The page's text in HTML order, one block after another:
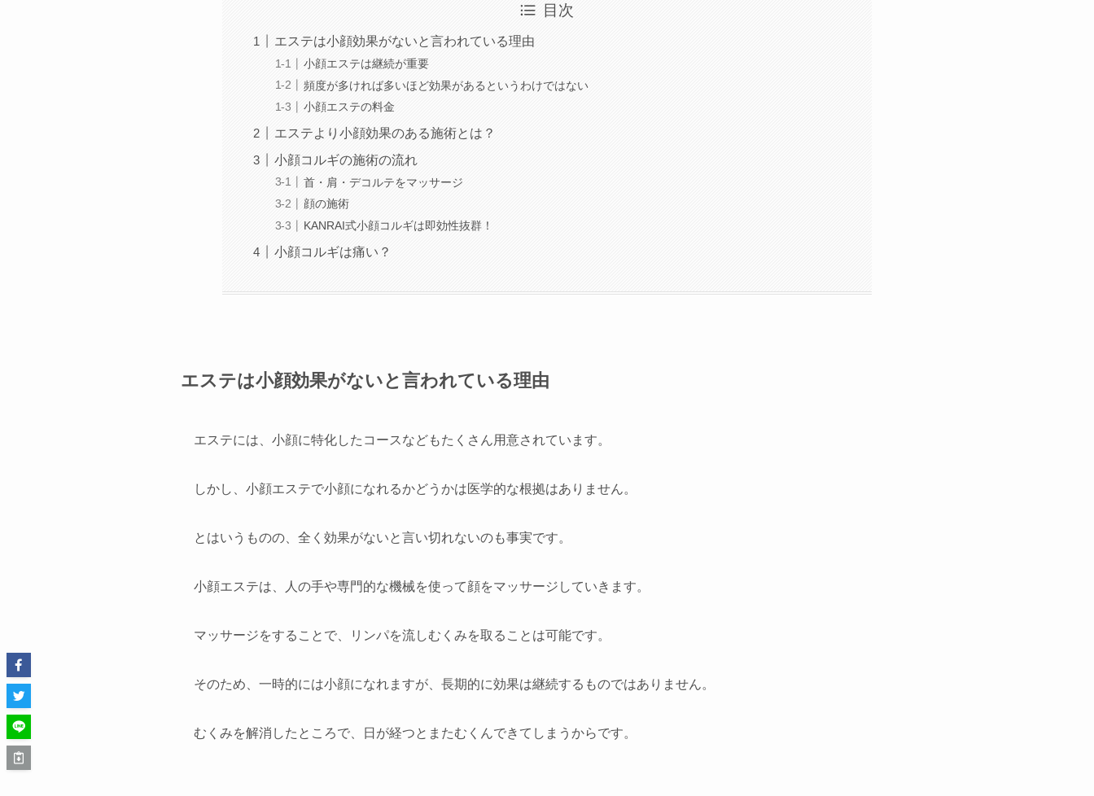
目次
エステは小顔効果がないと言われている理由
小顔エステは継続が重要
頻度が多ければ多いほど効果があるというわけではない
小顔エステの料金
エステより小顔効果のある施術とは？
小顔コルギの施術の流れ
首・肩・デコルテをマッサージ
顔の施術
KANRAI式小顔コルギは即効性抜群！
小顔コルギは痛い？
エステは小顔効果がないと言われている理由
エステには、小顔に特化したコースなどもたくさん用意されています。
しかし、小顔エステで小顔になれるかどうかは医学的な根拠はありません。
とはいうものの、全く効果がないと言い切れないのも事実です。
小顔エステは、人の手や専門的な機械を使って顔をマッサージしていきます。
マッサージをすることで、リンパを流しむくみを取ることは可能です。
そのため、一時的には小顔になれますが、長期的に効果は継続するものではありません。
むくみを解消したところで、日が経つとまたむくんできてしまうからです。